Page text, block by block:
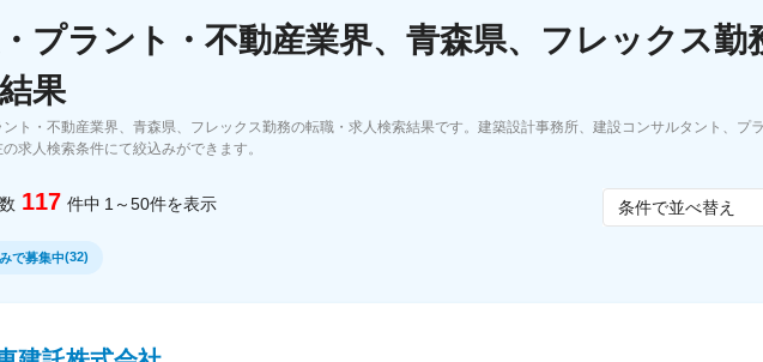
トサービス
ナーエージェントサービス
データで見る転職 転職フェ
プラント・不動産業界、青森県、フレックス勤
果
ト・不動産業界、青森県、フレックス勤務の転職・求人検索結果です。建築設計事務所、建設コンサルタント、プ
求人検索条件にて絞込みができます。
117 件中 1～50件を表示 条件で並べ替え
で募集中(32)